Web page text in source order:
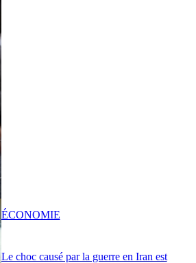
Le choc causé par la guerre en Iran est
ÉCONOMIE